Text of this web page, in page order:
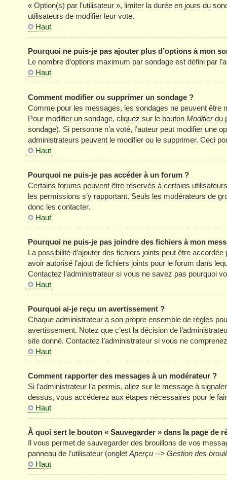
« Option(s) par l’utilisateur », limiter la durée en jours du
utilisateurs de modifier leur vote.
Haut
Pourquoi ne puis-je pas ajouter plus d’options à mon
Le nombre d’options maximum par sondage est défini par
Haut
Comment modifier ou supprimer un sondage ?
Comme pour les messages, les sondages ne peuvent être
Pour modifier un sondage, cliquez sur le bouton Modifierdu
sondage). Si personne n’a voté, l’auteur peut modifier une
administrateurs peuvent le modifier ou le supprimer. Ceci
Haut
Pourquoi ne puis-je pas accéder à un forum ?
Certains forums peuvent être réservés à certains
les permissions s’y rapportant. Seuls les modérateurs de
donc les contacter.
Haut
Pourquoi ne puis-je pas joindre des fichiers à mon
La possibilité d’ajouter des fichiers joints peut être
avoir autorisé l’ajout de fichiers joints pour le forum dans
Contactez l’administrateur si vous ne savez pas pourquoi
Haut
Pourquoi ai-je reçu un avertissement ?
Chaque administrateur a son propre ensemble de règles
avertissement. Notez que c’est la décision de
site donné. Contactez l’administrateur si vous ne
Haut
Comment rapporter des messages à un modérateur ?
Si l’administrateur l’a permis, allez sur le message à
dessus, vous accéderez aux étapes nécessaires pour le
Haut
À quoi sert le bouton « Sauvegarder » dans la page de
Il vous permet de sauvegarder des brouillons de vos
panneau de l’utilisateur (onglet Aperçu --> Gestion des
Haut